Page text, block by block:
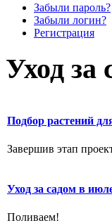
Забыли пароль?
Забыли логин?
Регистрация
Уход за
Подбор растений
Завершив этап
Уход за садом в
Поливаем!